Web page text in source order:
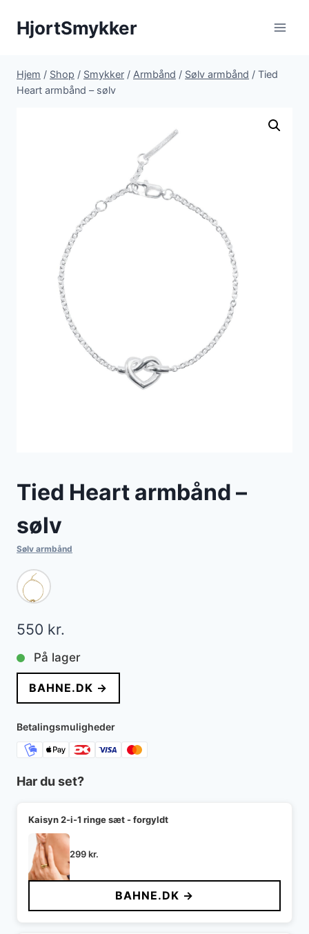
HjortSmykker
Hjem / Shop / Smykker / Armbånd / Sølv armbånd / Tied
Heart armbånd – sølv
Tied Heart armbånd –
sølv
Sølv armbånd
550 kr.
På lager
BAHNE.DK →
Betalingsmuligheder
Har du set?
Kaisyn 2-i-1 ringe sæt - forgyldt
299kr.
BAHNE.DK →